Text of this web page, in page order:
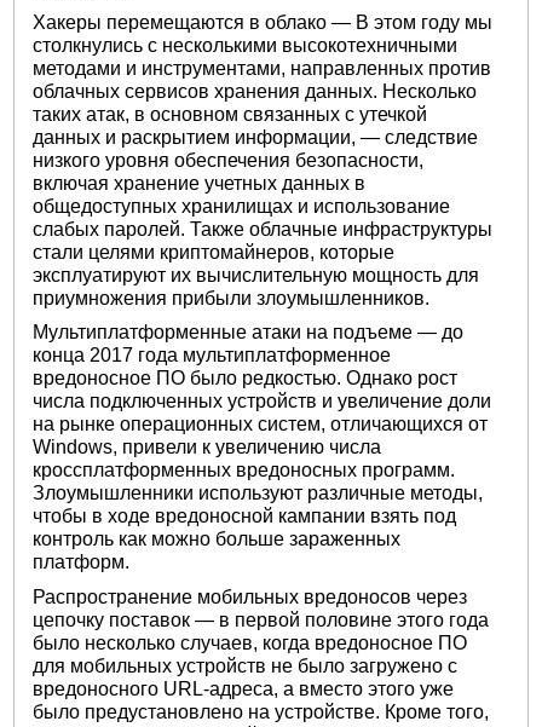
Хакеры перемещаются в облако — В этом году мы
столкнулись с несколькими высокотехничными
методами и инструментами, направленных против
облачных сервисов хранения данных. Несколько
таких атак, в основном связанных с утечкой
данных и раскрытием информации, — следствие
низкого уровня обеспечения безопасности,
включая хранение учетных данных в
общедоступных хранилищах и использование
слабых паролей. Также облачные инфраструктуры
стали целями криптомайнеров, которые
эксплуатируют их вычислительную мощность для
приумножения прибыли злоумышленников.
Мультиплатформенные атаки на подъеме — до
конца 2017 года мультиплатформенное
вредоносное ПО было редкостью. Однако рост
числа подключенных устройств и увеличение доли
на рынке операционных систем, отличающихся от
Windows, привели к увеличению числа
кроссплатформенных вредоносных программ.
Злоумышленники используют различные методы,
чтобы в ходе вредоносной кампании взять под
контроль как можно больше зараженных
платформ.
Распространение мобильных вредоносов через
цепочку поставок — в первой половине этого года
было несколько случаев, когда вредоносное ПО
для мобильных устройств не было загружено с
вредоносного URL-адреса, а вместо этого уже
было предустановлено на устройстве. Кроме того,